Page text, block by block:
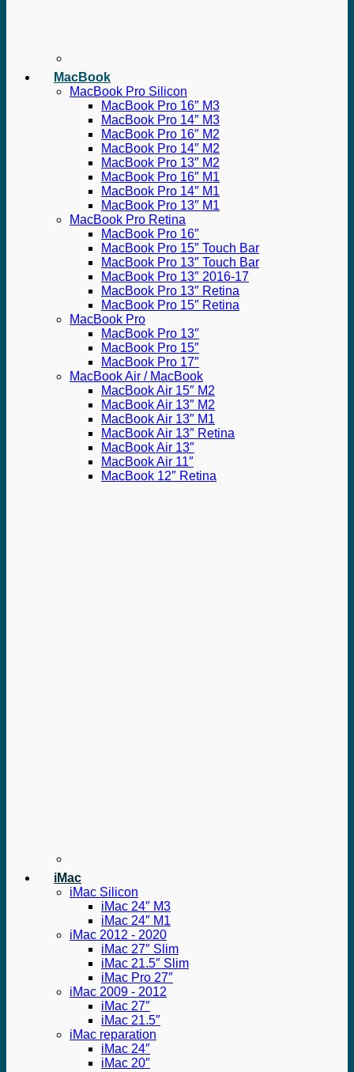
MacBook
MacBook Pro Silicon
MacBook Pro 16″ M3
MacBook Pro 14″ M3
MacBook Pro 16″ M2
MacBook Pro 14″ M2
MacBook Pro 13″ M2
MacBook Pro 16″ M1
MacBook Pro 14″ M1
MacBook Pro 13″ M1
MacBook Pro Retina
MacBook Pro 16″
MacBook Pro 15″ Touch Bar
MacBook Pro 13″ Touch Bar
MacBook Pro 13″ 2016-17
MacBook Pro 13″ Retina
MacBook Pro 15″ Retina
MacBook Pro
MacBook Pro 13″
MacBook Pro 15″
MacBook Pro 17″
MacBook Air / MacBook
MacBook Air 15″ M2
MacBook Air 13″ M2
MacBook Air 13″ M1
MacBook Air 13″ Retina
MacBook Air 13″
MacBook Air 11″
MacBook 12″ Retina
iMac
iMac Silicon
iMac 24″ M3
iMac 24″ M1
iMac 2012 - 2020
iMac 27″ Slim
iMac 21.5″ Slim
iMac Pro 27″
iMac 2009 - 2012
iMac 27″
iMac 21.5″
iMac reparation
iMac 24″
iMac 20″